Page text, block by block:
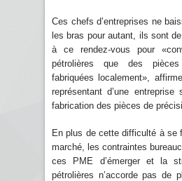
Ces chefs d’entreprises ne
les bras pour autant, ils sont
à ce rendez-vous pour
pétrolières que des
fabriquées localement»,
représentant d’une
fabrication des pièces de
En plus de cette difficulté à se
marché, les contraintes
ces PME d’émerger et la
pétrolières n’accorde pas de